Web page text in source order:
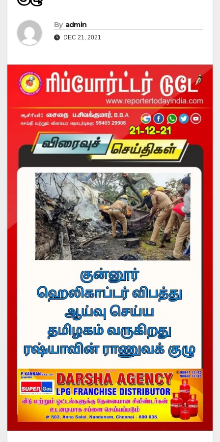
By admin
DEC 21, 2021